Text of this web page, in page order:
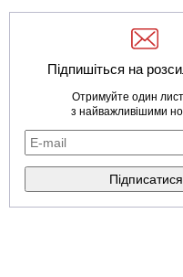
Підпишіться на
Отримуйте один
з найважливішими